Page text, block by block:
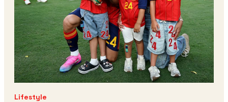
Lifestyle